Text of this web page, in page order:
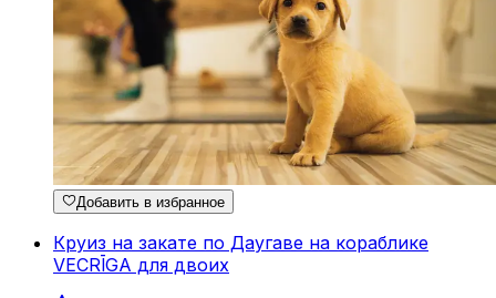
Добавить в избранное
Круиз на закате по Даугаве на кораблике
VECRĪGA для двоих